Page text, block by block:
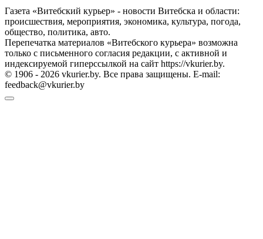
Газета «Витебский курьер» - новости Витебска и области:
происшествия, мероприятия, экономика, культура, погода,
общество, политика, авто.
Перепечатка материалов «Витебского курьера» возможна
только с письменного согласия редакции, с активной и
индексируемой гиперссылкой на сайт https://vkurier.by.
© 1906 - 2026 vkurier.by. Все права защищены. E-mail:
feedback@vkurier.by